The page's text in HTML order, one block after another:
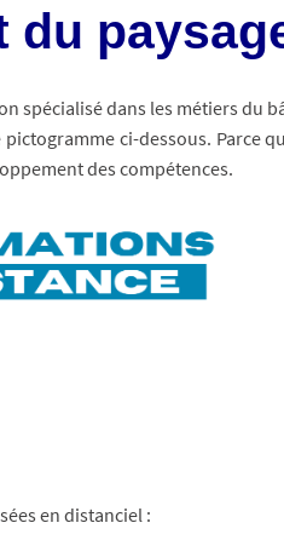
du
spécialisé dans les métiers du
ci-dessous. Parce
des compétences.
en distanciel :